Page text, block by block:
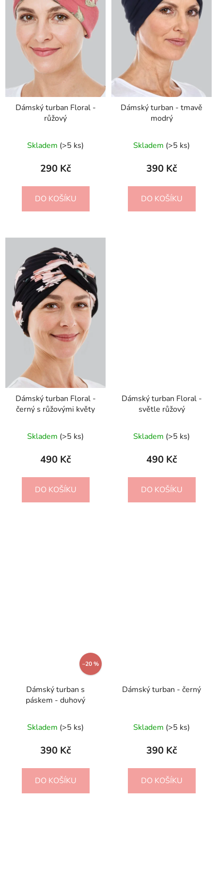
t
ů
Dámský turban Floral -
růžový
Skladem (>5 ks)
290 Kč
DO KOŠÍKU
Dámský turban - tmavě
modrý
Skladem (>5 ks)
390 Kč
DO KOŠÍKU
Dámský turban Floral -
černý s růžovými květy
Skladem (>5 ks)
490 Kč
DO KOŠÍKU
Dámský turban Floral -
světle růžový
hodnocení
produktu
5,0
z
Skladem (>5 ks)
490 Kč
DO KOŠÍKU
–20 %
Dámský turban s
páskem - duhový
Skladem (>5 ks)
390 Kč
DO KOŠÍKU
Dámský turban - černý
Skladem (>5 ks)
390 Kč
DO KOŠÍKU